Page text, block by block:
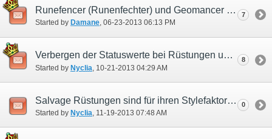
Runefencer (Runenfechter) und Geomancer (Geomant) mythische Waffen/Glocke
Started by Damane‎, 06-23-2013 06:13 PM
7
Verbergen der Statuswerte bei Rüstungen und Waffen
Started by Nyclia ‎, 10-21-2013 04:29 AM
8
Salvage Rüstungen sind für ihren Stylefaktor viel zu schwach
Started by Nyclia‎, 11-19-2013 07:48 AM
0